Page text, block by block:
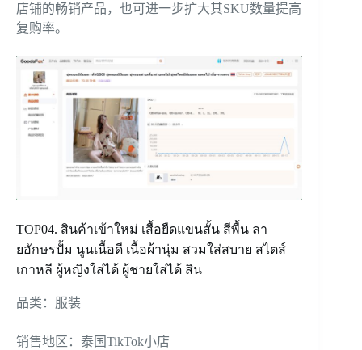
店铺的畅销产品，也可进一步扩大其SKU数量提高
复购率。
TOP04. สินค้าเข้าใหม่ เสื้อยืดแขนสั้น สีพื้น ลา
ยอักษรปั้ม นูนเนื้อดี เนื้อผ้านุ่ม สวมใส่สบาย สไตส์
เกาหลี ผู้หญิงใส่ได้ ผู้ชายใส่ได้ สิน
品类：服装
销售地区：泰国TikTok小店